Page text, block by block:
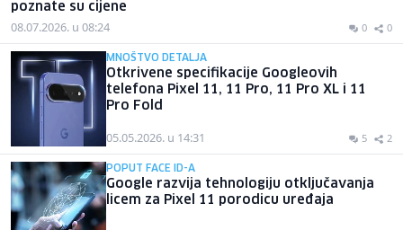
poznate su cijene
08.07.2026. u 08:24 0 0
MNOŠTVO DETALJA
Otkrivene specifikacije Googleovih
telefona Pixel 11, 11 Pro, 11 Pro XL i 11
Pro Fold
05.05.2026. u 14:31 5 2
POPUT FACE ID-A
Google razvija tehnologiju otključavanja
licem za Pixel 11 porodicu uređaja